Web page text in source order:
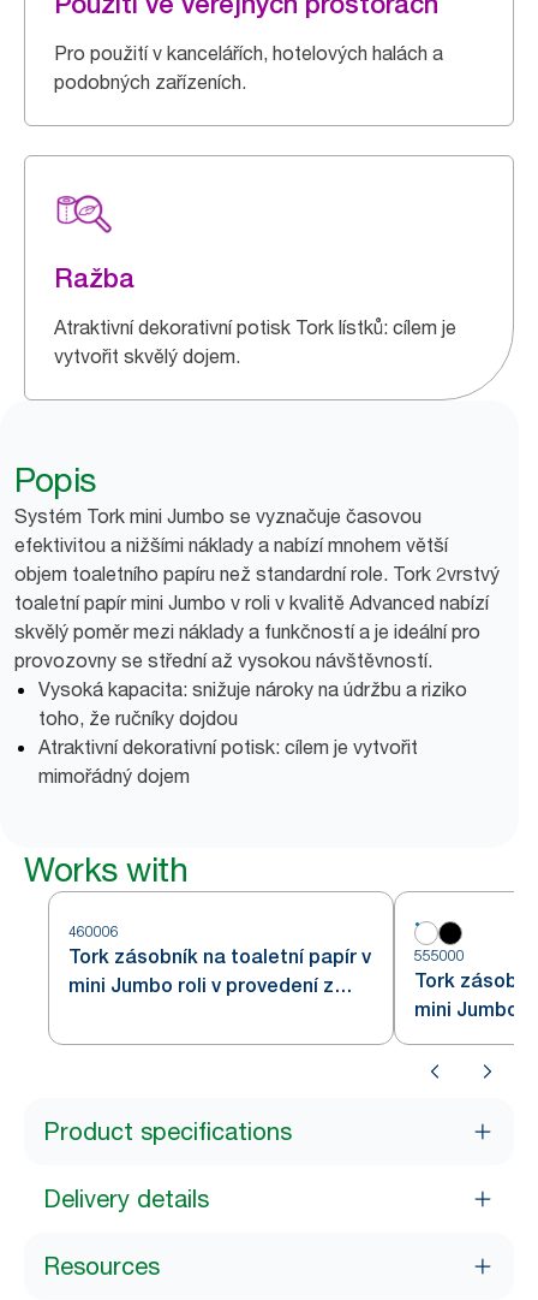
Pro použití v kancelářích, hotelových halách a
podobných zařízeních.
Ražba
Atraktivní dekorativní potisk Tork lístků: cílem je
vytvořit skvělý dojem.
Popis
Systém Tork mini Jumbo se vyznačuje časovou
efektivitou a nižšími náklady a nabízí mnohem větší
objem toaletního papíru než standardní role. Tork 2vrstvý
toaletní papír mini Jumbo v roli v kvalitě Advanced nabízí
skvělý poměr mezi náklady a funkčností a je ideální pro
provozovny se střední až vysokou návštěvností.
Vysoká kapacita: snižuje nároky na údržbu a riziko
toho, že ručníky dojdou
Atraktivní dekorativní potisk: cílem je vytvořit
mimořádný dojem
Works with
460006
Tork zásobník na toaletní papír v
mini Jumbo roli v provedení z
555000
Tork
mini Jumbo
Product specifications
Delivery details
Resources